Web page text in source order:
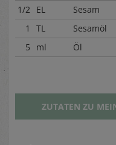
1/2 EL
Sesam
1
TL
Sesamöl
5
ml Öl
ZUTATEN ZU